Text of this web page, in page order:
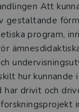
Att
gestaltande
program,
hur kunnande
har drivit och